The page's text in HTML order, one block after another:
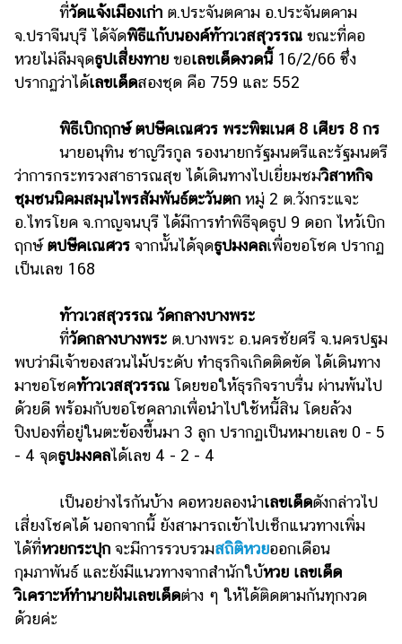
ราคา
ทอง
น้ำมัน
วา
ไร
ตี้
แต่งงาน
สัตว์
เลี้ยง
Infographic
บริการ
แอปฯ
กระปุก
คอร์ส
ออนไลน์
เรียน
เลข
ที่วัดแจ้งเมืองเก่า ต.ประจันตคาม อ.ประจันตคาม
จ.ปราจีนบุรี ได้จัดพิธีแก้บนองค์ท้าวเวสสุวรรณ ขณะที่คอ
หวยไม่ลืมจุดธูปเสี่ยงทาย ขอเลขเด็ดงวดนี้16/2/66 ซึ่ง
ปรากฏว่าได้เลขเด็ดสองชุด คือ 759 และ 552
พิธีเบิกฤกษ์ ตปษีคเณศวร พระพิฆเนศ 8 เศียร 8 กร
นายอนุทิน ชาญวีรกูล รองนายกรัฐมนตรีและรัฐมนตรี
ว่าการกระทรวงสาธารณสุข ได้เดินทางไปเยี่ยมชมวิสาหกิจ
ชุมชนนิคมสมุนไพรสัมพันธ์ตะวันตก หมู่ 2 ต.วังกระแจะ
อ.ไทรโยค จ.กาญจนบุรี ได้มีการทำพิธีจุดธูป 9 ดอก ไหว้เบิก
ฤกษ์ตปษีคเณศวร จากนั้นได้จุดธูปมงคลเพื่อขอโชค ปรากฏ
เป็นเลข 168
ท้าวเวสสุวรรณ วัดกลางบางพระ
ที่วัดกลางบางพระ ต.บางพระ อ.นครชัยศรี จ.นครปฐม
พบว่ามีเจ้าของสวนไม้ประดับ ทำธุรกิจเกิดติดขัด ได้เดินทาง
มาขอโชคท้าวเวสสุวรรณ โดยขอให้ธุรกิจราบรื่น ผ่านพ้นไป
ด้วยดี พร้อมกับขอโชคลาภเพื่อนำไปใช้หนี้สิน โดยล้วง
ปิงปองที่อยู่ในตะข้องขึ้นมา 3 ลูก ปรากฏเป็นหมายเลข 0 - 5
- 4 จุดธูปมงคลได้เลข 4 - 2 - 4
เป็นอย่างไรกันบ้าง คอหวยลองนำเลขเด็ดดังกล่าวไป
เสี่ยงโชคได้ นอกจากนี้ ยังสามารถเข้าไปเช็กแนวทางเพิ่ม
ได้ที่หวยกระปุก จะมีการรวบรวมสถิติหวยออกเดือน
กุมภาพันธ์ และยังมีแนวทางจากสำนักใบ้หวย เลขเด็ด
วิเคราะห์ทำนายฝันเลขเด็ดต่าง ๆ ให้ได้ติดตามกันทุกงวด
ด้วยค่ะ